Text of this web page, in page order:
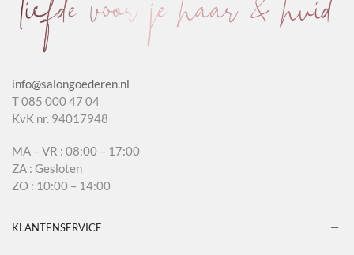
info@salongoederen.nl
T 085 000 47 04
KvK nr. 94017948
MA – VR : 08:00 – 17:00
ZA : Gesloten
ZO : 10:00 – 14:00
KLANTENSERVICE